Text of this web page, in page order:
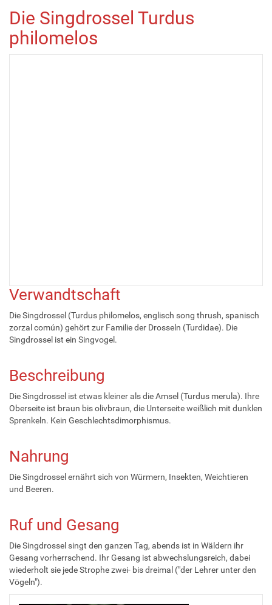
Die Singdrossel Turdus
philomelos
Verwandtschaft
Die Singdrossel (Turdus philomelos, englisch song thrush, spanisch
zorzal común) gehört zur Familie der Drosseln (Turdidae). Die
Singdrossel ist ein Singvogel.
Beschreibung
Die Singdrossel ist etwas kleiner als die Amsel (Turdus merula). Ihre
Oberseite ist braun bis olivbraun, die Unterseite weißlich mit dunklen
Sprenkeln. Kein Geschlechtsdimorphismus.
Nahrung
Die Singdrossel ernährt sich von Würmern, Insekten, Weichtieren
und Beeren.
Ruf und Gesang
Die Singdrossel singt den ganzen Tag, abends ist in Wäldern ihr
Gesang vorherrschend. Ihr Gesang ist abwechslungsreich, dabei
wiederholt sie jede Strophe zwei- bis dreimal ("der Lehrer unter den
Vögeln").